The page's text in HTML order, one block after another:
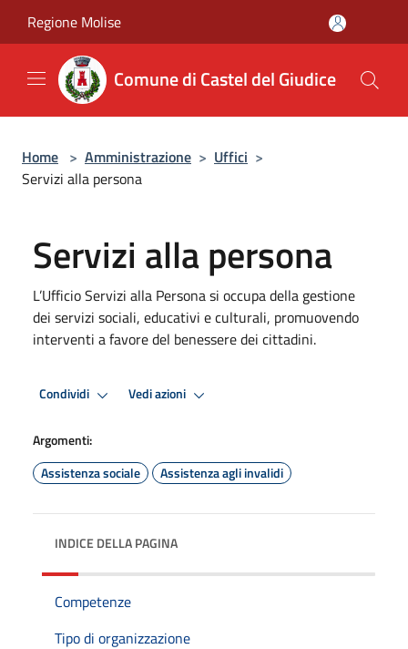
Regione Molise
Comune di Castel del Giudice
Home > Amministrazione > Uffici >
Servizi alla persona
Servizi alla persona
L’Ufficio Servizi alla Persona si occupa della gestione
dei servizi sociali, educativi e culturali, promuovendo
interventi a favore del benessere dei cittadini.
Condividi Vedi azioni
Argomenti:
Assistenza sociale
Assistenza agli invalidi
INDICE DELLA PAGINA
Competenze
Tipo di organizzazione